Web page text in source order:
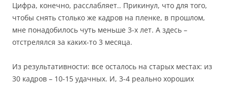
Цифра, конечно, расслабляет.. Прикинул, что для того,
чтобы снять столько же кадров на пленке, в прошлом,
мне понадобилось чуть меньше 3-х лет. А здесь –
отстрелялся за каких-то 3 месяца.
Из результативности: все осталось на старых местах: из
30 кадров – 10-15 удачных. И, 3-4 реально хороших